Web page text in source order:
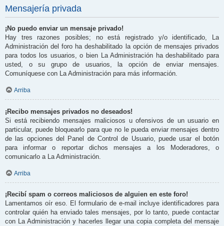
Mensajería privada
¡No puedo enviar un mensaje privado!
Hay tres razones posibles; no está registrado y/o identificado, La
Administración del foro ha deshabilitado la opción de mensajes privados
para todos los usuarios, o bien La Administración ha deshabilitado para
usted, o su grupo de usuarios, la opción de enviar mensajes.
Comuníquese con La Administración para más información.
Arriba
¡Recibo mensajes privados no deseados!
Si está recibiendo mensajes maliciosos u ofensivos de un usuario en
particular, puede bloquearlo para que no le pueda enviar mensajes dentro
de las opciones del Panel de Control de Usuario, puede usar el botón
para informar o reportar dichos mensajes a los Moderadores, o
comunicarlo a La Administración.
Arriba
¡Recibí spam o correos maliciosos de alguien en este foro!
Lamentamos oír eso. El formulario de e-mail incluye identificadores para
controlar quién ha enviado tales mensajes, por lo tanto, puede contactar
con La Administración y hacerles llegar una copia completa del mensaje